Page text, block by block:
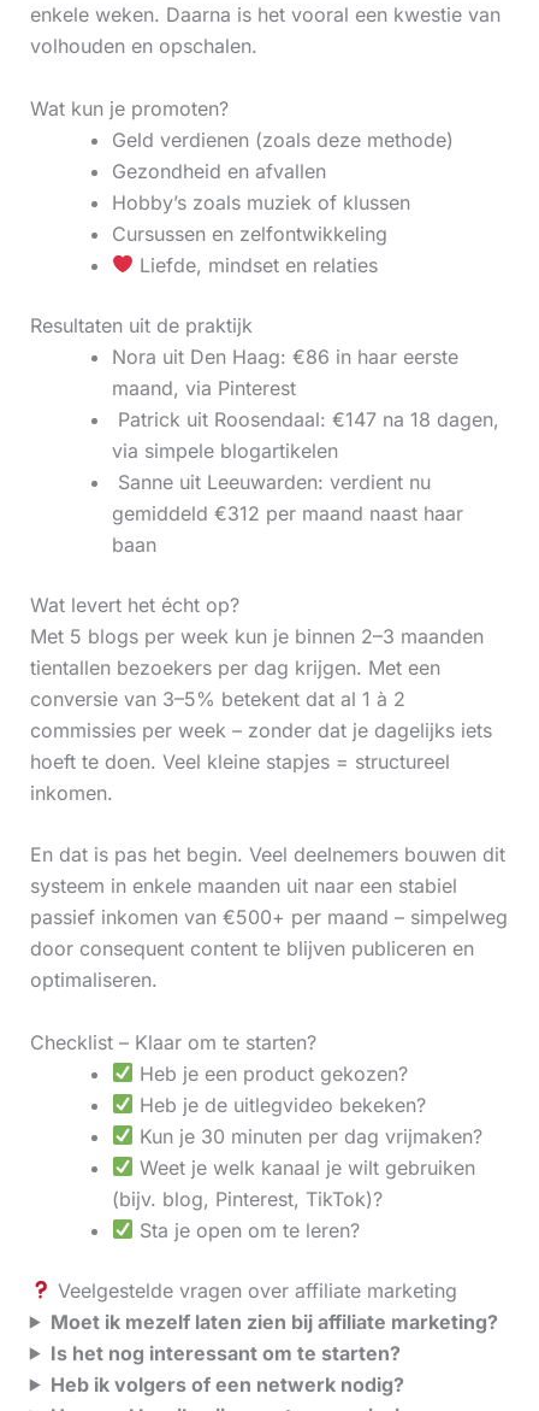
enkele weken. Daarna is het vooral een kwestie van
volhouden en opschalen.
Wat kun je promoten?
Geld verdienen (zoals deze methode)
Gezondheid en afvallen
Hobby’s zoals muziek of klussen
Cursussen en zelfontwikkeling
Liefde, mindset en relaties
Resultaten uit de praktijk
Nora uit Den Haag: €86 in haar eerste
maand, via Pinterest
‍ Patrick uit Roosendaal: €147 na 18 dagen,
via simpele blogartikelen
‍ Sanne uit Leeuwarden: verdient nu
gemiddeld €312 per maand naast haar
baan
Wat levert het écht op?
Met 5 blogs per week kun je binnen 2–3 maanden
tientallen bezoekers per dag krijgen. Met een
conversie van 3–5% betekent dat al 1 à 2
commissies per week – zonder dat je dagelijks iets
hoeft te doen. Veel kleine stapjes = structureel
inkomen.
En dat is pas het begin. Veel deelnemers bouwen dit
systeem in enkele maanden uit naar een stabiel
passief inkomen van €500+ per maand – simpelweg
door consequent content te blijven publiceren en
optimaliseren.
Checklist – Klaar om te starten?
Heb je een product gekozen?
Heb je de uitlegvideo bekeken?
Kun je 30 minuten per dag vrijmaken?
Weet je welk kanaal je wilt gebruiken
(bijv. blog, Pinterest, TikTok)?
Sta je open om te leren?
Veelgestelde vragen over affiliate marketing
Moet ik mezelf laten zien bij affiliate marketing?
Is het nog interessant om te starten?
Heb ik volgers of een netwerk nodig?